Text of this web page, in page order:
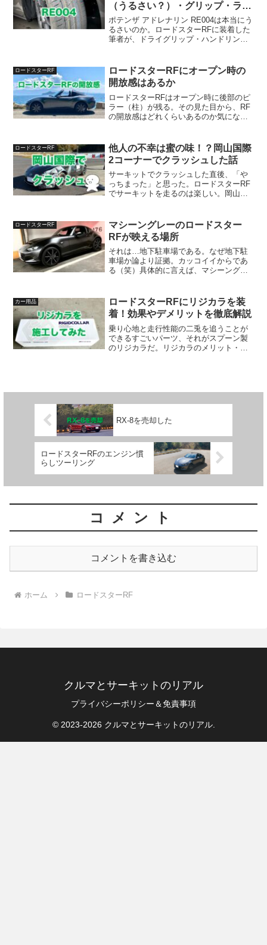
（うるさい？）・グリップ・ライ
フを正直評価
ポテンザ アドレナリン RE004は本当にう
るさいのか。ロードスターRFに装着した
筆者が、ドライグリップ・ハンドリン
まで使った実体験と、購入前に知りたい
注意点を紹介。
ロードスターRF
ロードスターRFにオープン時の
開放感はあるか
ロードスターRFはオープン時に後部のピ
ラー（柱）が残る。その見た目から、RF
の開放感はどれくらいあるのか気になる
の開放感について書いてみたい。RFでも
オープン時の開放...
ロードスターRF
他人の不幸は蜜の味！？岡山国際
2コーナーでクラッシュした話
サーキットでクラッシュした直後、「や
っちまった」と思った。ロードスターRF
でサーキットを走るのは楽しい。岡山国
そ、2コーナーで単独クラッシュした瞬間
は、正直、しばらく何も...
ロードスターRF
マシーングレーのロードスター
RFが映える場所
それは…地下駐車場である。なぜ地下駐
車場か論より証拠。カッコイイからであ
る（笑）具体的に言えば、マシーングレ
リックとは改めてマシーングレーとはど
のようなカラーか再確認す...
カー用品
ロードスターRFにリジカラを装
着！効果やデメリットを徹底解説
乗り心地と走行性能の二兎を追うことが
できるすごいパーツ、それがスプーン製
のリジカラだ。リジカラのメリット・デ
いための判断基準もまとめた。
RX-8を売却した
ロードスターRFのエンジン慣
らしツーリング
コメント
コメントを書き込む
ホーム ロードスターRF
クルマとサーキットのリアル
プライバシーポリシー＆免責事項
© 2023-2026 クルマとサーキットのリアル.